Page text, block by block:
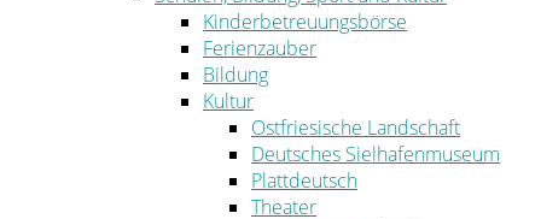
Kinderbetreuungsbörse
Ferienzauber
Bildung
Kultur
Ostfriesische Landschaft
Deutsches Sielhafenmuseum
Plattdeutsch
Theater